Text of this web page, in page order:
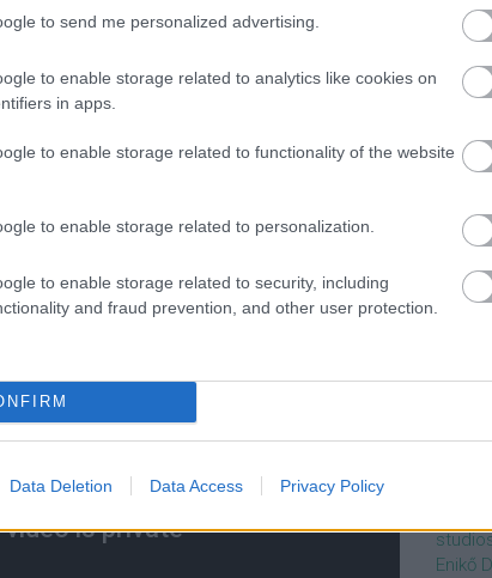
to send me personalized advertising.
to enable storage related to analytics like cookies on
in apps.
to enable storage related to functionality of the website
to enable storage related to personalization.
to enable storage related to security, including
and fraud prevention, and other user protection.
Data Deletion Data Access Privacy Policy
Eszter
Róbert
Attila
Csuha
Greer
Days
Enikő